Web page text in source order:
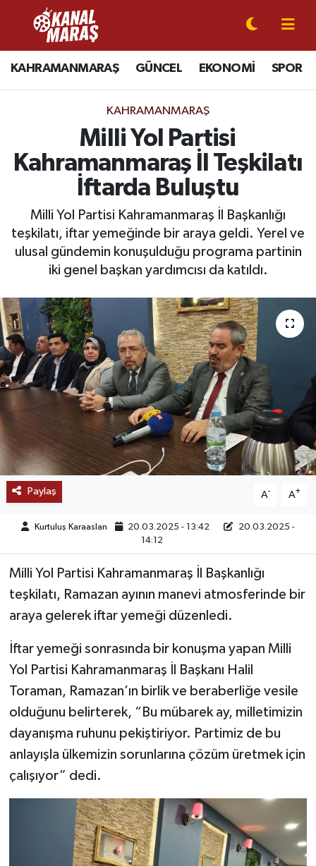
KAHRAMANMARAŞ GÜNCEL EKONOMİ SPOR
KAHRAMANMARAŞ
Milli Yol Partisi
Kahramanmaraş İl Teşkilatı
İftarda Buluştu
Milli Yol Partisi Kahramanmaraş İl Başkanlığı
teşkilatı, iftar yemeğinde bir araya geldi. Yerel ve
ulusal gündemin konuşulduğu programa partinin
iki genel başkan yardımcısı da katıldı.
Paylaş A- A+
Kurtuluş Karaaslan 20.03.2025 - 13:42
20.03.2025 -
14:12
Milli Yol Partisi Kahramanmaraş İl Başkanlığı
teşkilatı, Ramazan ayının manevi atmosferinde bir
araya gelerek iftar yemeği düzenledi.
İftar yemeği sonrasında bir konuşma yapan Milli
Yol Partisi Kahramanmaraş İl Başkanı Halil
Toraman, Ramazan’ın birlik ve beraberliğe vesile
olduğunu belirterek, “Bu mübarek ay, milletimizin
dayanışma ruhunu pekiştiriyor. Partimiz de bu
anlayışla ülkemizin sorunlarına çözüm üretmek için
çalışıyor” dedi.
CANLI YAYIN
KAHRAMANMARAŞ
SPOR
SİYASET
EKONOMİ
GÜNDEM
MAGAZİN
SAĞLIK
EĞİTİM
BÖLGE
KEŞFET
POPÜLER
DÜNYA
TREND
MEDYA
TEKNOLOJİ
YAŞAM
KÜLTÜR SANAT
Kahramanmaraş Nöbetçi Eczaneler
Kahramanmaraş Hava Durumu
Kahramanmaraş Namaz Vakitleri
Kahramanmaraş Trafik Yoğunluk Haritası
Süper Lig Puan Durumu ve Fikstür
Tüm Manşetler
Son Dakika Haberleri
Haber Arşivi